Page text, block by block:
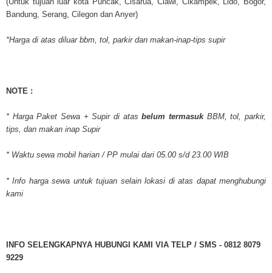
Bandung, Serang, Cilegon dan Anyer)
*Harga di atas diluar bbm, tol, parkir dan makan-inap-tips supir
NOTE :
* Harga Paket Sewa + Supir di atasbelum termasukBBM, tol, parkir,
tips, dan makan inap Supir
* Waktu sewa mobil harian / PP mulai dari 05.00 s/d 23.00 WIB
* Info harga sewa untuk tujuan selain lokasi di atas dapat menghubungi
kami
INFO SELENGKAPNYA HUBUNGI KAMI VIA TELP / SMS - 0812 8079
9229